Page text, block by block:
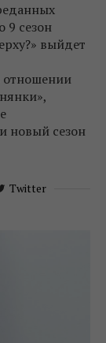
9 сезон
выйдет
отношении
новый сезон
Twitter